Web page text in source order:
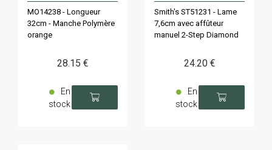
MO14238 - Longueur
32cm - Manche Polymère
orange
28.15 €
En
stock
Smith's ST51231 - Lame
7,6cm avec affûteur
manuel 2-Step Diamond
24.20 €
En
stock